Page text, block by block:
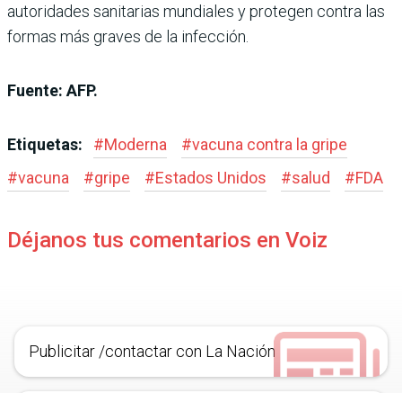
autoridades sanitarias mundiales y protegen contra las
formas más graves de la infección.
Fuente: AFP.
Etiquetas: #Moderna #vacuna contra la gripe
#vacuna #gripe #Estados Unidos #salud #FDA
Déjanos tus comentarios en Voiz
Publicitar /contactar con La Nación